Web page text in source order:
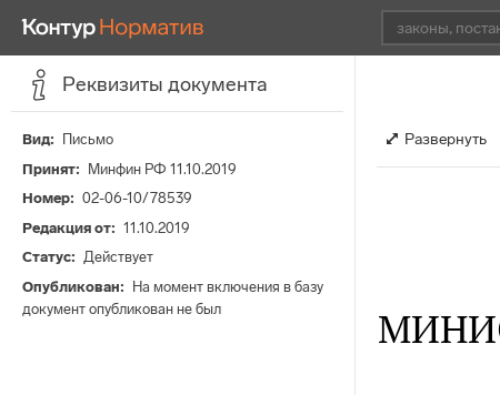
Реквизиты документа
Вид
Письмо
Принят
Минфин РФ 11.10.2019
Номер
02-06-10/78539
Редакция от
11.10.2019
Статус
Действует
Опубликован
На момент включения в базу
документ опубликован не был
Развернуть